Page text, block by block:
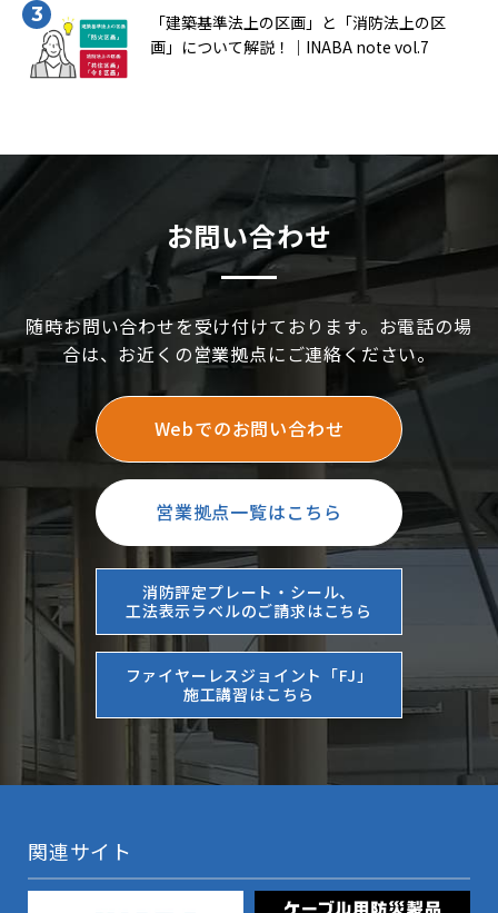
「建築基準法上の区画」と「消防法上の区
画」について解説！｜INABA note vol.7
お問い合わせ
随時お問い合わせを受け付けております。お電話の場
合は、お近くの営業拠点にご連絡ください。
Webでのお問い合わせ
営業拠点一覧はこちら
消防評定プレート・シール、
工法表示ラベルのご請求はこちら
ファイヤーレスジョイント「FJ」
施工講習はこちら
関連サイト